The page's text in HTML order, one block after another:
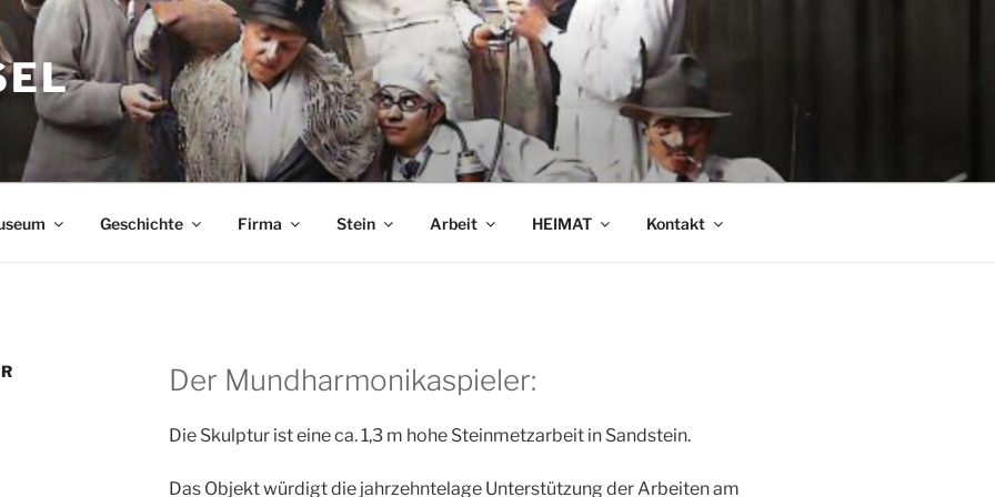
Geschichte Firma Stein Arbeit HEIMAT Kontakt
Der Mundharmonikaspieler:
Die Skulptur ist eine ca. 1,3 m hohe Steinmetzarbeit in Sandstein.
Das Objekt würdigt die jahrzehntelage Unterstützung der Arbeiten am